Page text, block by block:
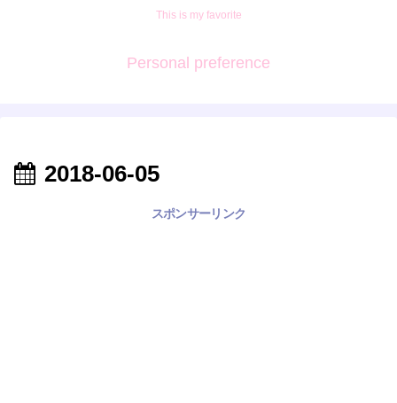
This is my favorite
Personal preference
2018-06-05
スポンサーリンク